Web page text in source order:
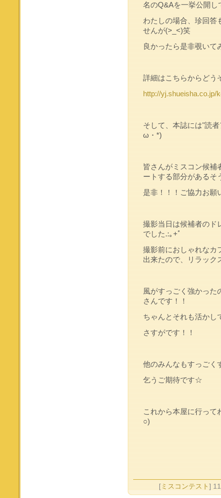
名のQ&Aを一挙公開
わたしの場合、珍回答
せんが(>_<)笑
良かったら是非覗いて
詳細はこちらからどう
http://yj.shueisha.co.jp/
そして、本誌には"読
ω・*)
皆さんがミスコン候補
ートする部分があるそ
是非！！！ご協力お
撮影当日は候補者のド
でした.:｡+ﾟ
撮影前におしゃれなカ
出来たので、リラック
風がすっごく強かった
さんです！！
ちゃんとそれも活か
さすがです！！
他のみんなもすっごく
乞うご期待です☆
これから本屋に行っ
○)
[ ミスコンテスト ]